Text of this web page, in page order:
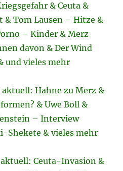
& Ceuta &
& Tom Lausen – Hitze &
– Kinder & Merz
davon & Der Wind
und vieles mehr
aktuell: Hahne zu Merz &
& Uwe Boll &
– Interview
Shekete & vieles mehr
aktuell: Ceuta-Invasion &